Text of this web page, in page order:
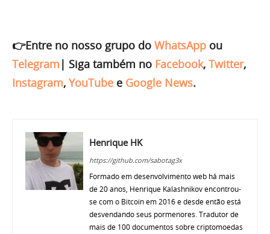
👉Entre no nosso grupo do WhatsApp ou
Telegram | Siga também no Facebook, Twitter,
Instagram, YouTube e Google News.
Henrique HK
https://github.com/sabotag3x
Formado em desenvolvimento web há mais
de 20 anos, Henrique Kalashnikov encontrou-
se com o Bitcoin em 2016 e desde então está
desvendando seus pormenores. Tradutor de
mais de 100 documentos sobre criptomoedas